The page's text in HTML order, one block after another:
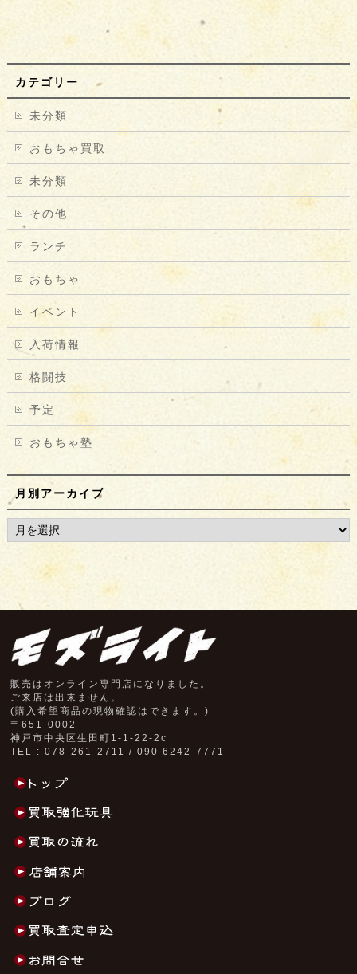
カテゴリー
未分類
おもちゃ買取
未分類
その他
ランチ
おもちゃ
イベント
入荷情報
格闘技
予定
おもちゃ塾
月別アーカイブ
販売はオンライン専門店になりました。
ご来店は出来ません。
(購入希望商品の現物確認はできます。)
〒651-0002
神戸市中央区生田町1-1-22-2c
TEL : 078-261-2711 / 090-6242-7771